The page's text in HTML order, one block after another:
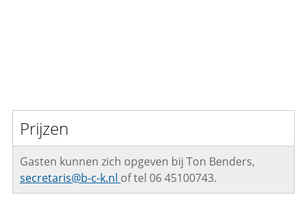
Prijzen
Gasten kunnen zich opgeven bij Ton Benders,
secretaris@b-c-k.nl of tel 06 45100743.